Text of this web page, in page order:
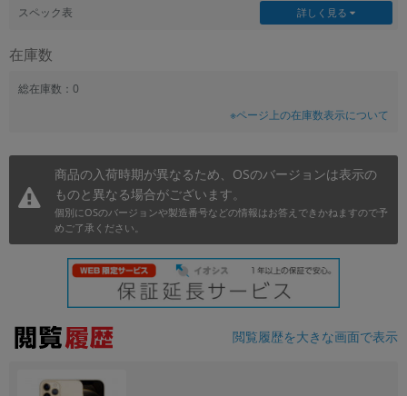
スペック表 詳しく見る
在庫数
総在庫数：0
※ページ上の在庫数表示について
商品の入荷時期が異なるため、OSのバージョンは表示の
ものと異なる場合がございます。
個別にOSのバージョンや製造番号などの情報はお答えできかねますので予
めご了承ください。
閲覧履歴を大きな画面で表示
年
各項目のチェックボックスは「or検索」となります。
ただし機能別のみ「and検索」となります。